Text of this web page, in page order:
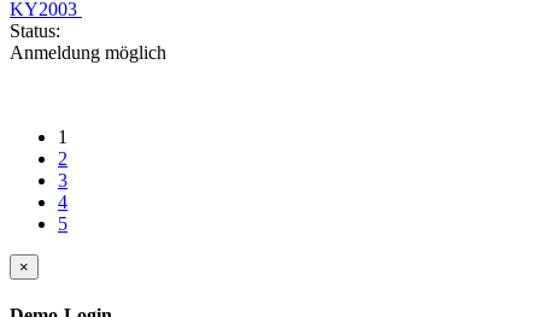
KY2003
Status:
Anmeldung möglich
1
2
3
4
5
×